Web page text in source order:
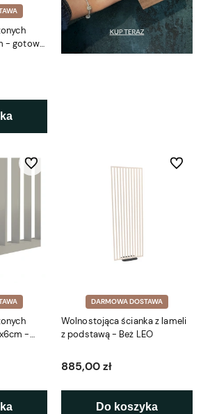
- gotowy
-
Do ulubionych
DARMOWA DOSTAWA
Wolnostojąca ścianka z lameli
z podstawą - Beż LEO
885,00 zł
Do koszyka
Do